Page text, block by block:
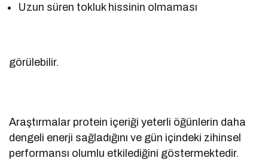
Uzun süren tokluk hissinin olmaması
görülebilir.
Araştırmalar protein içeriği yeterli öğünlerin daha
dengeli enerji sağladığını ve gün içindeki zihinsel
performansı olumlu etkilediğini göstermektedir.